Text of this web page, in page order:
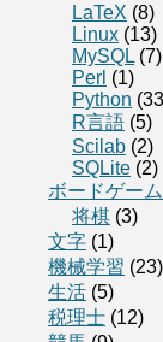
LaTeX (8)
Linux (13)
MySQL (7)
Perl (1)
Python
R言語 (5)
Scilab (2)
SQLite (2)
ボードゲーム
将棋 (3)
文字 (1)
機械学習 (23)
生活 (5)
税理士 (12)